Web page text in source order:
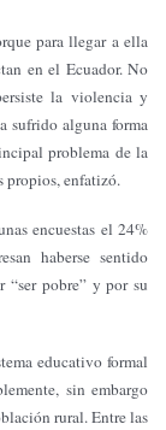
para llegar a ella
en el Ecuador. No
la violencia y
sufrido alguna forma
problema de la
propios, enfatizó.
encuestas el 24%
haberse sentido
“ser pobre” y por su
educativo formal
sin embargo
rural. Entre las